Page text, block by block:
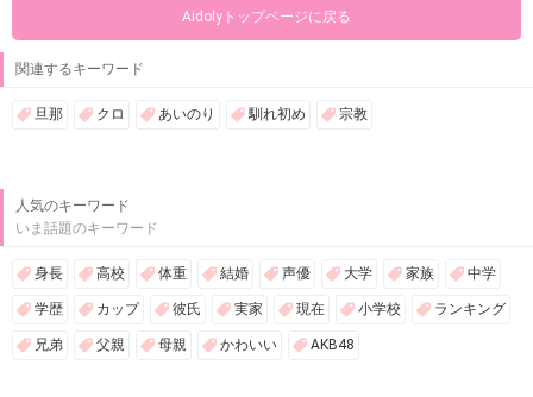
Aidolyトップページに戻る
関連するキーワード
旦那 クロ あいのり 馴れ初め 宗教
人気のキーワード
いま話題のキーワード
身長 高校 体重 結婚 声優 大学 家族 中学
学歴 カップ 彼氏 実家 現在 小学校 ランキング
兄弟 父親 母親 かわいい AKB48